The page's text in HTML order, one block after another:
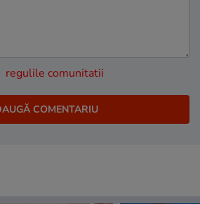
regulile comunitatii